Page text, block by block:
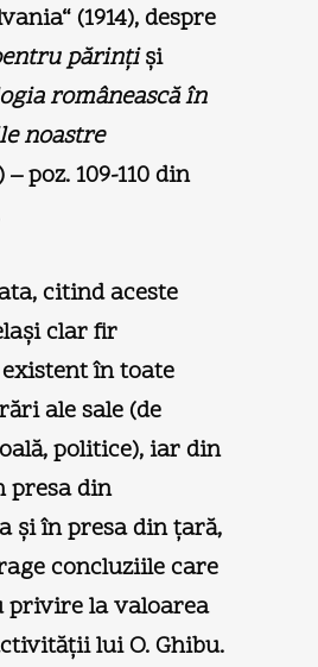
(1914), despre
părinţişi
românească în
noastre
poz. 109-110 din
citind aceste
clar fir
în toate
ale sale (de
politice), iar din
presa din
şi în presa din ţară,
concluziile care
privire la valoarea
lui O. Ghibu.